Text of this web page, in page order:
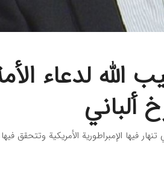
الله لدعاء
ألباني
فيها الإمبراطورية الأمريكية وتتحقق